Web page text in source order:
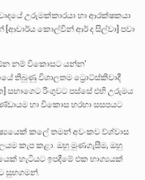
උරුමක්කාරයා හා ආරක්ෂකයා
කොල්වින් ආර් ද සිල්වා] පවා
ඕන නම් විකොසට යන්න’
තිබුණු විශාලතම ට්‍රොට්ස්කිවාදී
සභාගෙට රිංගුවට පස්සේ එහි උරුමය
හා විකොස හරහා සසපයට
කලේ තමන් අවංකව ව්ශ්වාස
කැප කළා. ඔහු මුණගැසීම, ඔහු
හැටියට ඉපදීමේ එක භාග්‍යයක්
සුභගමන්.